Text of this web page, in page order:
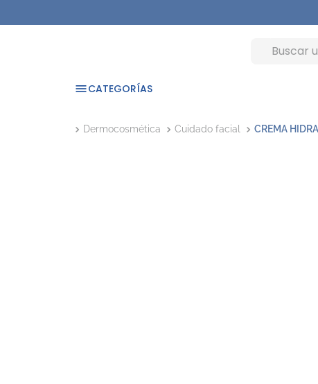
CATEGORÍAS
Dermocosmética Cuidado facial CREMA